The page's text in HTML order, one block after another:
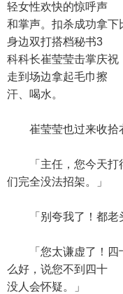
轻女性欢快的惊呼声
和掌声。扣杀成功拿
身边双打搭档秘书3
科科长崔莹莹击掌庆祝
走到场边拿起毛巾擦
汗、喝水。
崔莹莹也过来收拾
「主任，您今天打
们完全没法招架。」
「别夸我了！都老头
「您太谦虚了！四
么好，说您不到四十
没人会怀疑。」